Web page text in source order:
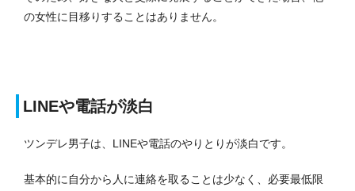
の女性に目移りすることはありません。
LINEや電話が淡白
ツンデレ男子は、LINEや電話のやりとりが淡白です。
基本的に自分から人に連絡を取ることは少なく、必要最低限